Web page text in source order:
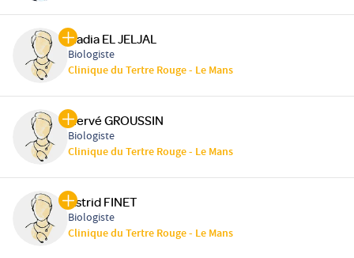
Nadia EL JELJAL
Biologiste
Clinique du Tertre Rouge - Le Mans
Hervé GROUSSIN
Biologiste
Clinique du Tertre Rouge - Le Mans
Astrid FINET
Biologiste
Clinique du Tertre Rouge - Le Mans